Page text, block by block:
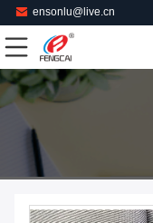
ensonlu@live.cn